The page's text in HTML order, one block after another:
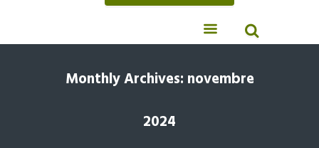
Monthly Archives: novembre
2024